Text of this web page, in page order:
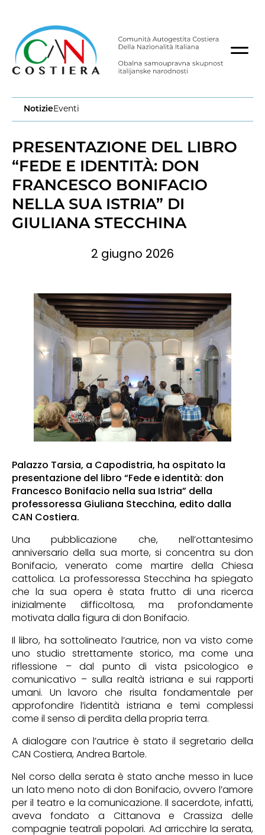
NotizieEventi
PRESENTAZIONE DEL LIBRO
“FEDE E IDENTITÀ: DON
FRANCESCO BONIFACIO
NELLA SUA ISTRIA” DI
GIULIANA STECCHINA
2 giugno 2026
Palazzo Tarsia, a Capodistria, ha ospitato la
presentazione del libro “Fede e identità: don
Francesco Bonifacio nella sua Istria” della
professoressa Giuliana Stecchina, edito dalla
CAN Costiera.
Una pubblicazione che, nell’ottantesimo
anniversario della sua morte, si concentra su don
Bonifacio, venerato come martire della Chiesa
cattolica. La professoressa Stecchina ha spiegato
che la sua opera è stata frutto di una ricerca
inizialmente difficoltosa, ma profondamente
motivata dalla figura di don Bonifacio.
Il libro, ha sottolineato l’autrice, non va visto come
uno studio strettamente storico, ma come una
riflessione – dal punto di vista psicologico e
comunicativo – sulla realtà istriana e sui rapporti
umani. Un lavoro che risulta fondamentale per
approfondire l’identità istriana e temi complessi
come il senso di perdita della propria terra.
A dialogare con l’autrice è stato il segretario della
CAN Costiera, Andrea Bartole.
Nel corso della serata è stato anche messo in luce
un lato meno noto di don Bonifacio, ovvero l’amore
per il teatro e la comunicazione. Il sacerdote, infatti,
aveva fondato a Cittanova e Crassiza delle
compagnie teatrali popolari. Ad arricchire la serata,